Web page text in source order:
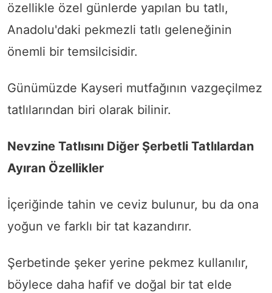
özellikle özel günlerde yapılan bu tatlı,
Anadolu'daki pekmezli tatlı geleneğinin
önemli bir temsilcisidir.
Günümüzde Kayseri mutfağının vazgeçilmez
tatlılarından biri olarak bilinir.
Nevzine Tatlısını Diğer Şerbetli Tatlılardan
Ayıran Özellikler
İçeriğinde tahin ve ceviz bulunur, bu da ona
yoğun ve farklı bir tat kazandırır.
Şerbetinde şeker yerine pekmez kullanılır,
böylece daha hafif ve doğal bir tat elde